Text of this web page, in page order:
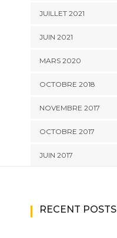
JUILLET 2021
JUIN 2021
MARS 2020
OCTOBRE 2018
NOVEMBRE 2017
OCTOBRE 2017
JUIN 2017
RECENT POSTS